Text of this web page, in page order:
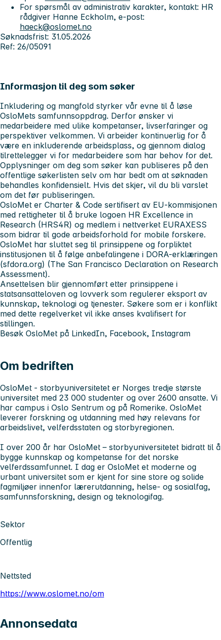
For spørsmål av administrativ karakter, kontakt: HR
rådgiver Hanne Eckholm, e-post:
haeck@oslomet.no
Søknadsfrist: 31.05.2026
Ref: 26/05091
Informasjon til deg som søker
Inkludering og mangfold styrker vår evne til å løse
OsloMets samfunnsoppdrag. Derfor ønsker vi
medarbeidere med ulike kompetanser, livserfaringer og
perspektiver velkommen. Vi arbeider kontinuerlig for å
være en inkluderende arbeidsplass, og gjennom dialog
tilrettelegger vi for medarbeidere som har behov for det.
Opplysninger om deg som søker kan publiseres på den
offentlige søkerlisten selv om har bedt om at søknaden
behandles konfidensielt. Hvis det skjer, vil du bli varslet
om det før publiseringen.
OsloMet er Charter & Code sertifisert av EU-kommisjonen
med rettigheter til å bruke logoen HR Excellence in
Research (HRS4R) og medlem i nettverket EURAXESS
som bidrar til gode arbeidsforhold for mobile forskere.
OsloMet har sluttet seg til prinsippene og forpliktet
institusjonen til å følge anbefalingene i DORA-erklæringen
(sfdora.org) (The San Francisco Declaration on Research
Assessment).
Ansettelsen blir gjennomført etter prinsippene i
statsansatteloven og lovverk som regulerer eksport av
kunnskap, teknologi og tjenester. Søkere som er i konflikt
med dette regelverket vil ikke anses kvalifisert for
stillingen.
Besøk OsloMet på LinkedIn, Facebook, Instagram
Om bedriften
OsloMet - storbyuniversitetet er Norges tredje største
universitet med 23 000 studenter og over 2600 ansatte. Vi
har campus i Oslo Sentrum og på Romerike. OsloMet
leverer forskning og utdanning med høy relevans for
arbeidslivet, velferdsstaten og storbyregionen.
I over 200 år har OsloMet – storbyuniversitetet bidratt til å
bygge kunnskap og kompetanse for det norske
velferdssamfunnet. I dag er OsloMet et moderne og
urbant universitet som er kjent for sine store og solide
fagmiljøer innenfor lærerutdanning, helse- og sosialfag,
samfunnsforskning, design og teknologifag.
Sektor
Offentlig
Nettsted
https://www.oslomet.no/om
Annonsedata